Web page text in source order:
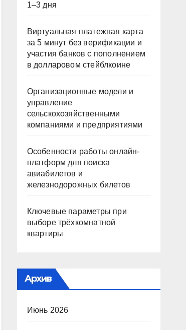
1–3 дня
Виртуальная платежная карта
за 5 минут без верификации и
участия банков с пополнением
в долларовом стейблкоине
Организационные модели и
управление
сельскохозяйственными
компаниями и предприятиями
Особенности работы онлайн-
платформ для поиска
авиабилетов и
железнодорожных билетов
Ключевые параметры при
выборе трёхкомнатной
квартиры
Архив
Июнь 2026